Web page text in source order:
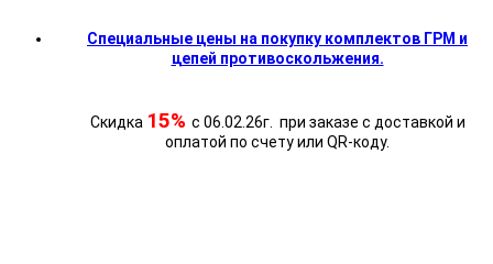
Специальные цены на покупку комплектов ГРМ и
цепей противоскольжения.
Скидка 15% с 06.02.26г. при заказе с доставкой и
оплатой по счету или QR-коду.